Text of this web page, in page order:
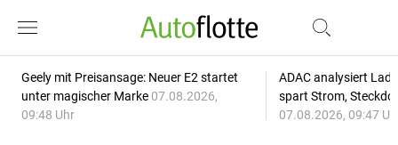
Geely mit Preisansage: Neuer E2 startet
unter magischer Marke 07.08.2026,
09:48 Uhr
ADAC analysiert
spart Strom,
07.08.2026, 09:47